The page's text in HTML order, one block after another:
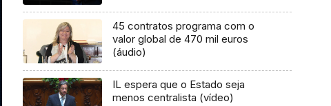
45 contratos programa com o
valor global de 470 mil euros
(áudio)
IL espera que o Estado seja
menos centralista (vídeo)